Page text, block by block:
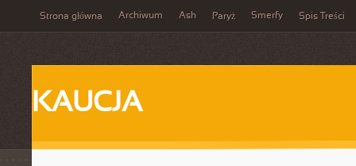
Strona główna Archiwum Ash Paryż Smerfy Spis Treści
KAUCJA